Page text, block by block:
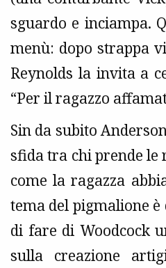
sguardo e inciampa.
menù: dopo strappa
Reynolds la invita a
“Per il ragazzo
Sin da subito
sfida tra chi prende le
come la ragazza
tema del pigmalione
di fare di Woodcock
sulla creazione